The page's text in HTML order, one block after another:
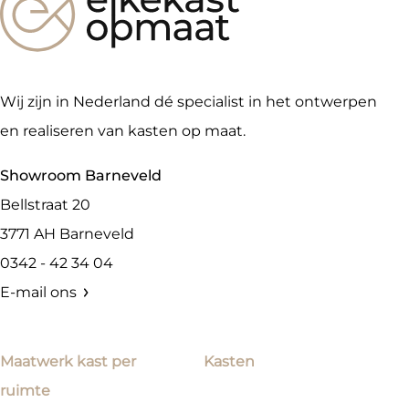
Wij zijn in Nederland dé specialist in het ontwerpen
en realiseren van kasten op maat.
Showroom Barneveld
Bellstraat 20
3771 AH Barneveld
0342 - 42 34 04
E-mail ons
Maatwerk kast per
ruimte
Kasten